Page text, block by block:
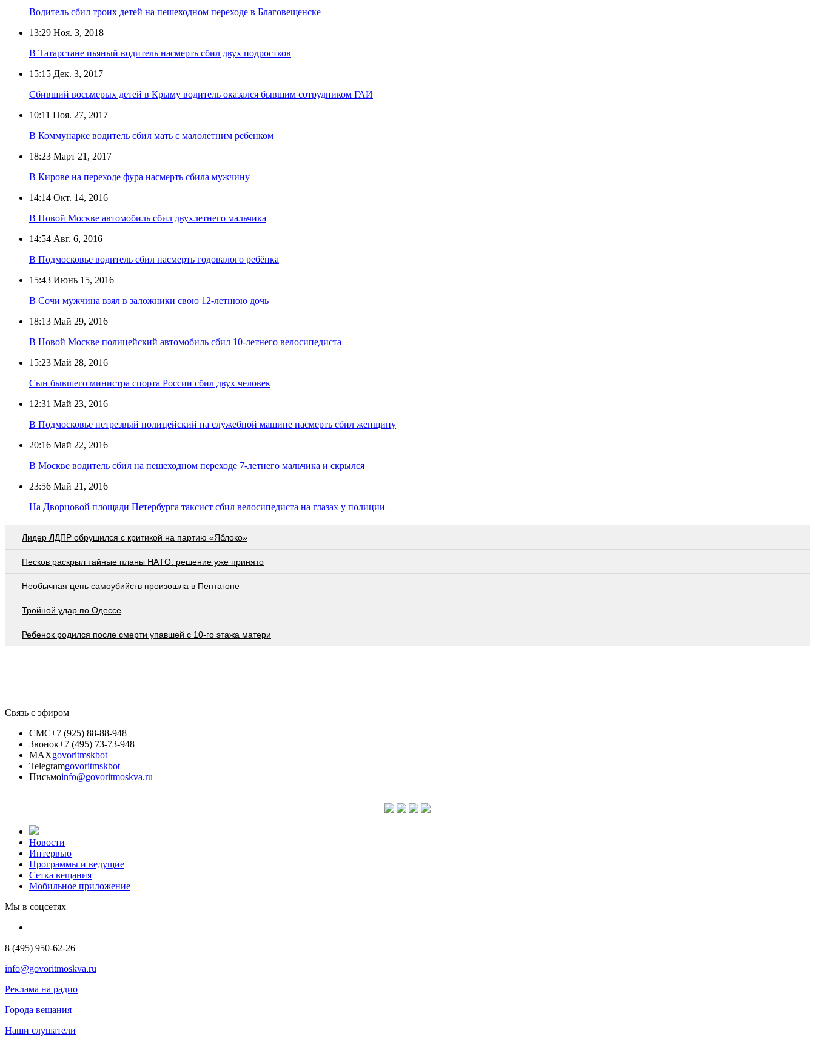
Водитель сбил троих детей на пешеходном переходе в Благовещенске
13:29 Ноя. 3, 2018
В Татарстане пьяный водитель насмерть сбил двух подростков
15:15 Дек. 3, 2017
Сбивший восьмерых детей в Крыму водитель оказался бывшим сотрудником ГАИ
10:11 Ноя. 27, 2017
В Коммунарке водитель сбил мать с малолетним ребёнком
18:23 Март 21, 2017
В Кирове на переходе фура насмерть сбила мужчину
14:14 Окт. 14, 2016
В Новой Москве автомобиль сбил двухлетнего мальчика
14:54 Авг. 6, 2016
В Подмосковье водитель сбил насмерть годовалого ребёнка
15:43 Июнь 15, 2016
В Сочи мужчина взял в заложники свою 12-летнюю дочь
18:13 Май 29, 2016
В Новой Москве полицейский автомобиль сбил 10-летнего велосипедиста
15:23 Май 28, 2016
Сын бывшего министра спорта России сбил двух человек
12:31 Май 23, 2016
В Подмосковье нетрезвый полицейский на служебной машине насмерть сбил женщину
20:16 Май 22, 2016
В Москве водитель сбил на пешеходном переходе 7-летнего мальчика и скрылся
23:56 Май 21, 2016
На Дворцовой площади Петербурга таксист сбил велосипедиста на глазах у полиции
Лидер ЛДПР обрушился с критикой на партию «Яблоко»
Пecкoв рacкрыл тaйныe плaны НAТO: рeшeниe ужe принятo
Необычная цепь самоубийств произошла в Пентагоне
Тройной удар по Одессe
Ребенок родился после смерти упавшей с 10-го этажа матери
Связь с эфиром
СМС+7 (925) 88-88-948
Звонок+7 (495) 73-73-948
MAXgovoritmskbot
Telegramgovoritmskbot
Письмоinfo@govoritmoskva.ru
Новости
Интервью
Программы и ведущие
Сетка вещания
Мобильное приложение
Мы в соцсетях
8 (495) 950-62-26
info@govoritmoskva.ru
Реклама на радио
Города вещания
Наши слушатели